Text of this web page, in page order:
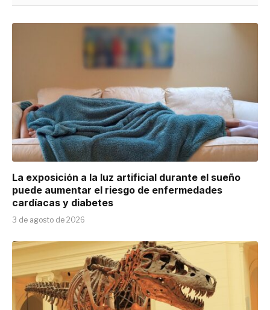
La exposición a la luz artificial durante el sueño
puede aumentar el riesgo de enfermedades
cardíacas y diabetes
3 de agosto de 2026